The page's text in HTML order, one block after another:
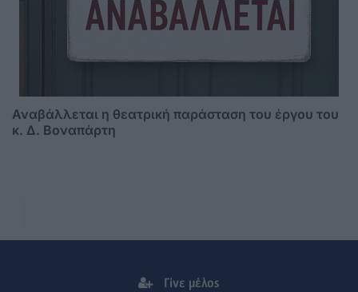
Αναβάλλεται η θεατρική παράσταση του έργου του
κ. Δ. Βοναπάρτη
Γίνε μέλος